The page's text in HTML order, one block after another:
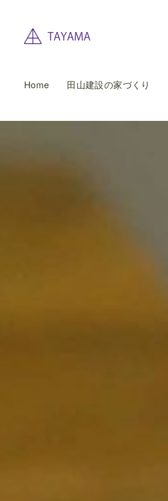
Home 田山建設の家づくり